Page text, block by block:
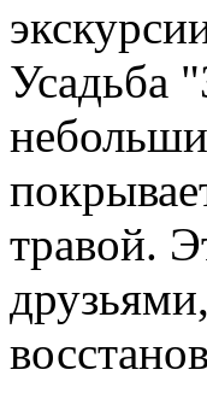
Усадьба
травой.